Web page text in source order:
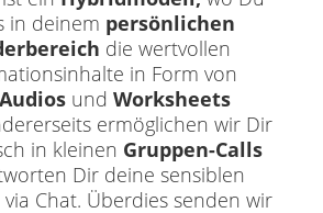
in deinem persönlichen
die wertvollen
in Form von
undWorksheets
ermöglichen wir Dir
in kleinen Gruppen-Calls
Dir deine sensiblen
via Chat. Überdies senden wir